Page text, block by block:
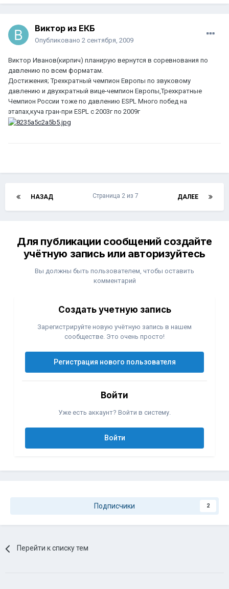
Виктор из ЕКБ
Опубликовано 2 сентября, 2009
Виктор Иванов(кирпич) планирую вернутся в соревнования по
давлению по всем форматам.
Достижения; Трехкратный чемпион Европы по звуковому
давлению и двухкратный вице-чемпион Европы,Трехкратные
Чемпион России тоже по давлению ESPL Много побед на
этапах,куча гран-при ESPL c 2003г по 2009г
НАЗАД ДАЛЕЕ
Страница 2 из 7
Для публикации сообщений создайте
учётную запись или авторизуйтесь
Вы должны быть пользователем, чтобы оставить
комментарий
Создать учетную запись
Зарегистрируйте новую учётную запись в нашем
сообществе. Это очень просто!
Регистрация нового пользователя
Войти
Уже есть аккаунт? Войти в систему.
Войти
Подписчики 2
Перейти к списку тем